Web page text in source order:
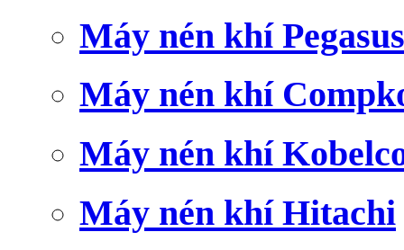
Máy nén khí Pegasus
Máy nén khí
Máy nén khí
Máy nén khí Hitachi